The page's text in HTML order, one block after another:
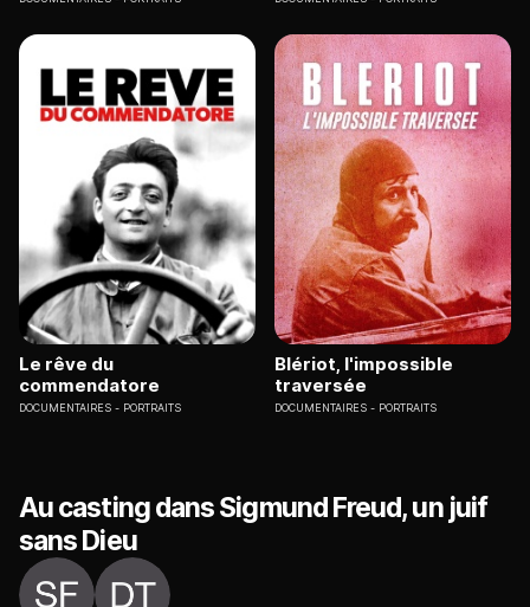
Le rêve du
commendatore
DOCUMENTAIRES PORTRAITS
Blériot, l'impossible
traversée
DOCUMENTAIRES PORTRAITS
Au casting dans Sigmund Freud, un juif
sans Dieu